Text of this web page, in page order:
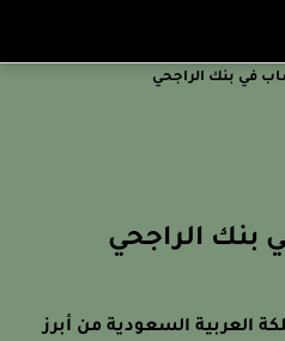
بنك الراجحي
الراجحي
العربية السعودية من أبرز